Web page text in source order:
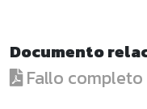
Documento
Fallo completo